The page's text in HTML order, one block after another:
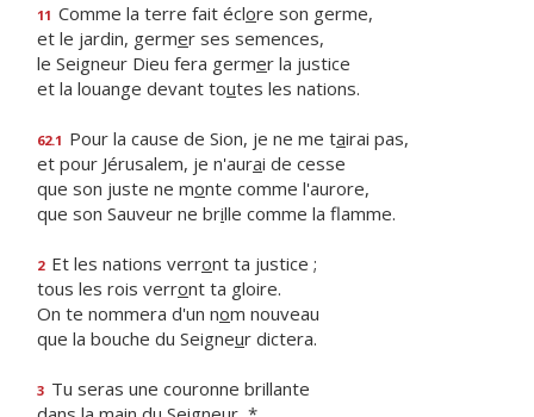
11 Comme la terre fait éclore son germe,
et le jardin, germer ses semences,
le Seigneur Dieu fera germer la justice
et la louange devant toutes les nations.
62.1 Pour la cause de Sion, je ne me tairai pas,
et pour Jérusalem, je n'aurai de cesse
que son juste ne monte comme l'aurore,
que son Sauveur ne brille comme la flamme.
2 Et les nations verront ta justice ;
tous les rois verront ta gloire.
On te nommera d'un nom nouveau
que la bouche du Seigneur dictera.
3 Tu seras une couronne brillante